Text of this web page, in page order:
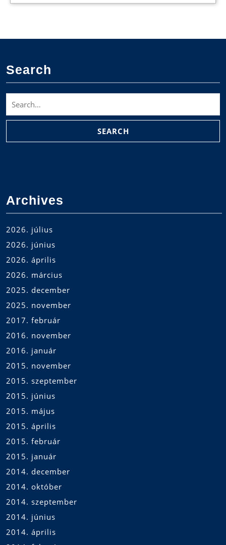
Search
for:
Archives
2026. július
2026. június
2026. április
2026. március
2025. december
2025. november
2017. február
2016. november
2016. január
2015. november
2015. szeptember
2015. június
2015. május
2015. április
2015. február
2015. január
2014. december
2014. október
2014. szeptember
2014. június
2014. április